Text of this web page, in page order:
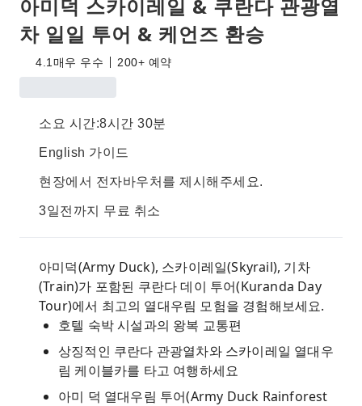
아미덕 스카이레일 & 쿠란다 관광열
차 일일 투어 & 케언즈 환승
4.1 매우 우수 200+ 예약
소요 시간:8시간 30분
English 가이드
현장에서 전자바우처를 제시해주세요.
3일전까지 무료 취소
아미덕(Army Duck), 스카이레일(Skyrail), 기차
(Train)가 포함된 쿠란다 데이 투어(Kuranda Day
Tour)에서 최고의 열대우림 모험을 경험해보세요.
호텔 숙박 시설과의 왕복 교통편
상징적인 쿠란다 관광열차와 스카이레일 열대우
림 케이블카를 타고 여행하세요
아미 덕 열대우림 투어(Army Duck Rainforest